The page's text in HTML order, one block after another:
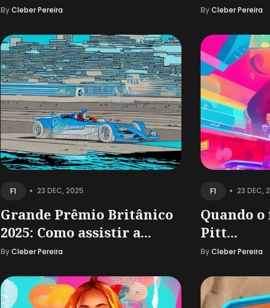
ByCleber Pereira ByCleber Pereira
F1 • 23 DEC, 2025
Grande Prêmio Britânico
2025: Como assistir a...
ByCleber Pereira
F1 • 23 DEC,
Quando
Pitt...
ByCleber Pereira